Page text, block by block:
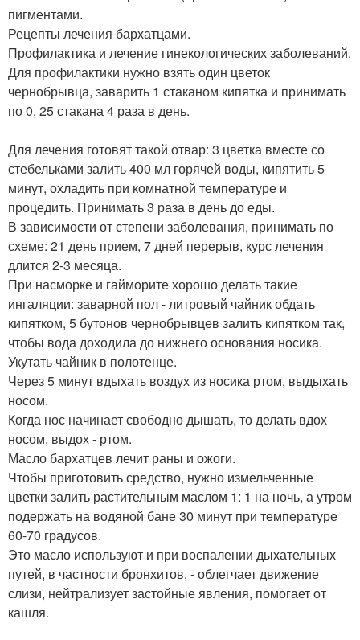
пигментами.
Рецепты лечения бархатцами.
Профилактика и лечение гинекологических заболеваний.
Для профилактики нужно взять один цветок
чернобрывца, заварить 1 стаканом кипятка и принимать
по 0, 25 стакана 4 раза в день.
Для лечения готовят такой отвар: 3 цветка вместе со
стебельками залить 400 мл горячей воды, кипятить 5
минут, охладить при комнатной температуре и
процедить. Принимать 3 раза в день до еды.
В зависимости от степени заболевания, принимать по
схеме: 21 день прием, 7 дней перерыв, курс лечения
длится 2-3 месяца.
При насморке и гайморите хорошо делать такие
ингаляции: заварной пол - литровый чайник обдать
кипятком, 5 бутонов чернобрывцев залить кипятком так,
чтобы вода доходила до нижнего основания носика.
Укутать чайник в полотенце.
Через 5 минут вдыхать воздух из носика ртом, выдыхать
носом.
Когда нос начинает свободно дышать, то делать вдох
носом, выдох - ртом.
Масло бархатцев лечит раны и ожоги.
Чтобы приготовить средство, нужно измельченные
цветки залить растительным маслом 1: 1 на ночь, а утром
подержать на водяной бане 30 минут при температуре
60-70 градусов.
Это масло используют и при воспалении дыхательных
путей, в частности бронхитов, - облегчает движение
слизи, нейтрализует застойные явления, помогает от
кашля.